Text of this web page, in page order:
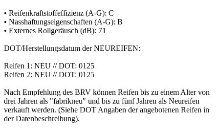
• Reifenkraftstoffeffizienz (A-G): C
• Nasshaftungseigenschaften (A-G): B
• Externes Rollgeräusch (dB): 71
DOT/Herstellungsdatum der NEUREIFEN:
Reifen 1: NEU // DOT: 0125
Reifen 2: NEU // DOT: 0125
Nach Empfehlung des BRV können Reifen bis zu einem Alter von
drei Jahren als "fabrikneu" und bis zu fünf Jahren als Neureifen
verkauft werden. (Siehe DOT Angaben der angebotenen Reifen in
der Datenbeschreibung).